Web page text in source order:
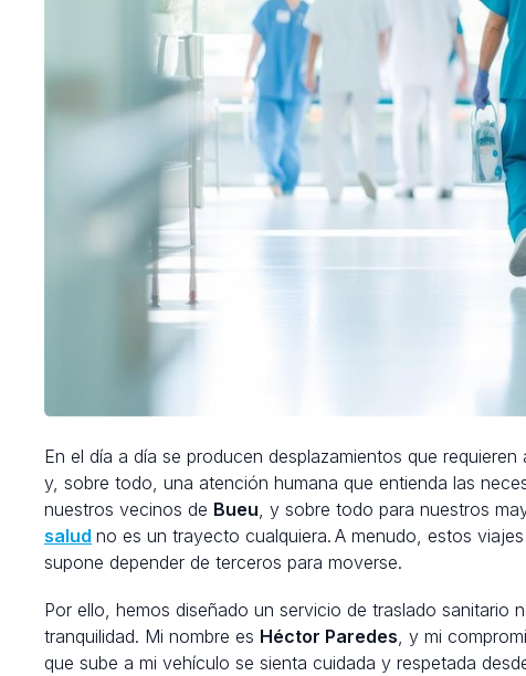
En el día a día se producen desplazamientos que
y, sobre todo, una atención humana que entienda las
nuestros vecinos de Bueu, y sobre todo para nuestros
salud no es un trayecto cualquiera. A menudo, estos
supone depender de terceros para moverse.
Por ello, hemos diseñado un servicio de traslado sanitario
tranquilidad. Mi nombre es Héctor Paredes, y mi
que sube a mi vehículo se sienta cuidada y respetada